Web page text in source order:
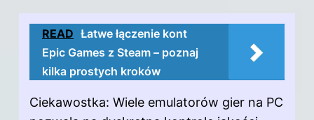
READ Łatwe łączenie kont
Epic Games z Steam – poznaj
kilka prostych kroków
Ciekawostka: Wiele emulatorów gier na PC